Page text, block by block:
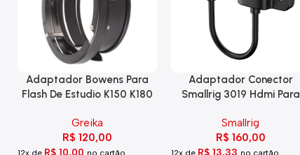
Adaptador Bowens Para
Flash De Estudio K150 K180
Greika
R$ 120,00
Adaptador Conector
Smallrig 3019 Hdmi Para
Smallrig
R$ 160,00